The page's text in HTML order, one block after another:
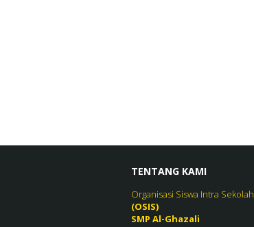
TENTANG KAMI
Organisasi Siswa Intra Sekolah
(OSIS)
SMP Al-Ghazali